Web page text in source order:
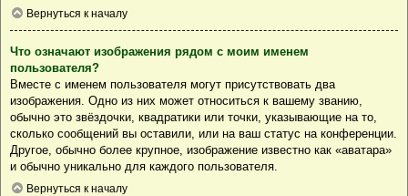
Вернуться к началу
Что означают изображения рядом с моим именем
пользователя?
Вместе с именем пользователя могут присутствовать два
изображения. Одно из них может относиться к вашему званию,
обычно это звёздочки, квадратики или точки, указывающие на то,
сколько сообщений вы оставили, или на ваш статус на конференции.
Другое, обычно более крупное, изображение известно как «аватара»
и обычно уникально для каждого пользователя.
Вернуться к началу